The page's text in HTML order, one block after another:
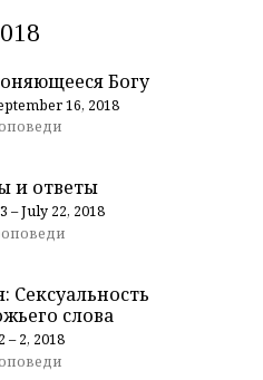
Богу
16, 2018
и ответы
– July 22, 2018
Сексуальность
слова
– 2, 2018